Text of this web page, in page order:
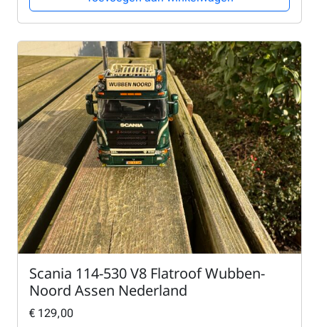
Scania 114-530 V8 Flatroof Wubben-
Noord Assen Nederland
€ 129,00